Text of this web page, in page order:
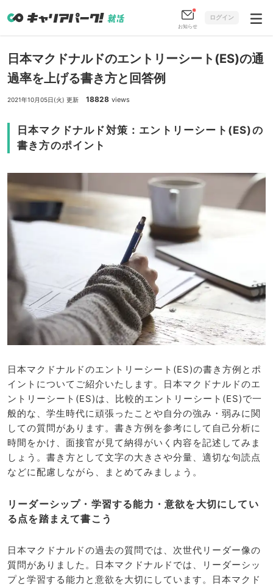
お知らせ
ログイン
日本マクドナルドのエントリーシート(ES)の通
過率を上げる書き方と回答例
2021年10月05日(火) 更新 18828 views
日本マクドナルド対策：エントリーシート(ES)の
書き方のポイント
日本マクドナルドのエントリーシート(ES)の書き方例とポ
イントについてご紹介いたします。日本マクドナルドのエ
ントリーシート(ES)は、比較的エントリーシート(ES)で一
般的な、学生時代に頑張ったことや自分の強み・弱みに関
しての質問があります。書き方例を参考にして自己分析に
時間をかけ、面接官が見て納得がいく内容を記述してみま
しょう。書き方として文字の大きさや分量、適切な句読点
などに配慮しながら、まとめてみましょう。
リーダーシップ・学習する能力・意欲を大切にしてい
る点を踏まえて書こう
日本マクドナルドの過去の質問では、次世代リーダー像の
質問がありました。日本マクドナルドでは、リーダーシッ
プと学習する能力と意欲を大切にしています。日本マクド